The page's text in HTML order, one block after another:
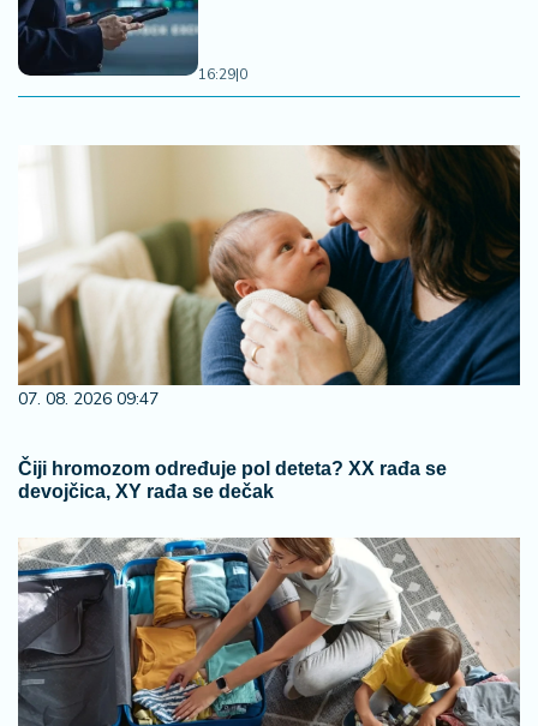
16:29|0
07. 08. 2026 09:47
Čiji hromozom određuje pol deteta? XX rađa se
devojčica, XY rađa se dečak